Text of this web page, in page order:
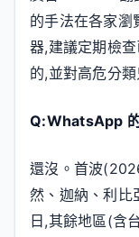
的手法在各家瀏
器,建議定期檢
的,並對高危分
Q:WhatsApp
還沒。首波
然、迦納、利比
日,其餘地區(含